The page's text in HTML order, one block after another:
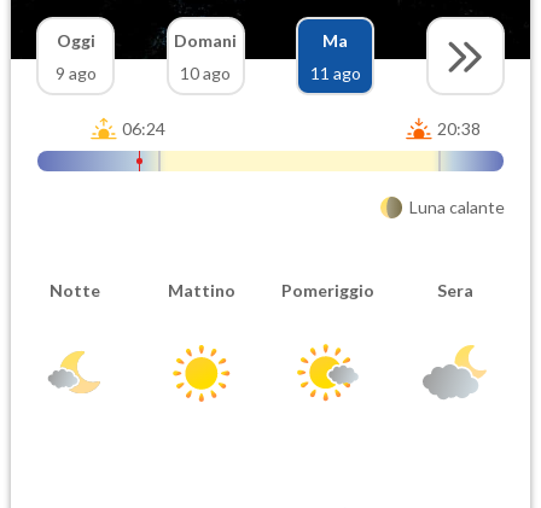
Oggi
9 ago
Domani
10 ago
Ma
11 ago
06:24 20:38
Luna calante
Notte Mattino Pomeriggio Sera